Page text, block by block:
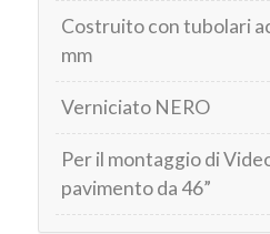
Costruito con tubolari
mm
Verniciato NERO
Per il montaggio di
pavimento da 46”